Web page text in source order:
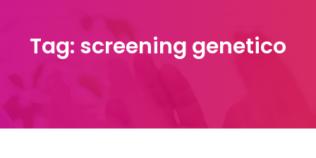
Tag: screening genetico